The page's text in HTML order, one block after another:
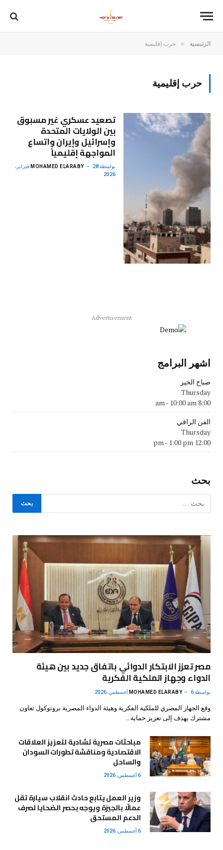
الرئيسية » حرب إقليمية
حرب إقليمية
تصعيد عسكري غير مسبوق
بين الولايات المتحدة
وإسرائيل وإيران واتساع
المواجهة إقليمياً
بواسطة MOHAMED ELARABY 28 فبراير،
2026
Advertisement
اشهر البرامج
صباح الخير
Thursday
8:00 am
- 10:00 am
الفن الراقي
Thursday
12:00 pm
- 1:00 pm
بحث
مصر تعزز الابتكار الدوائي باتفاق جديد بين هيئة
الدواء وجهاز الملكية الفكرية
بواسطة MOHAMED ELARABY 6 أغسطس، 2026
وقع الجهاز المصري للملكية الفكرية وهيئة الدواء المصرية بروتوكول تعاون
مشترك يهدف إلى تعزيز حماية…
مباحثات مصرية تشادية لتعزيز العلاقات
الاقتصادية ومناقشة تطورات السودان
والساحل
6 أغسطس، 2026
وزير العمل يتابع حادث انقلاب سيارة تقل
عمالًا بالجيزة ويوجه بحصر الضحايا لصرف
الدعم المستحق
6 أغسطس، 2026